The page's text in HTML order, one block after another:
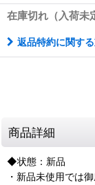
在庫切れ（入荷未
返品特約に関す
商品詳細
◆状態：新品
・新品未使用では